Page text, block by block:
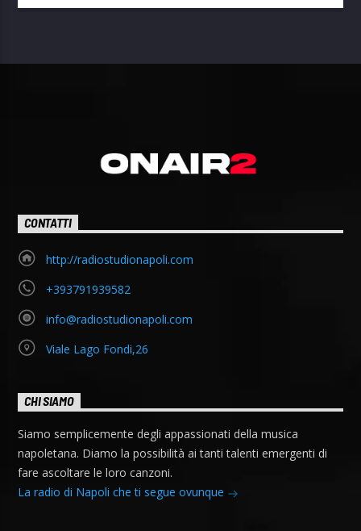
CONTATTI
http://radiostudionapoli.com
+393791939582
info@radiostudionapoli.com
Viale Lago Fondi,26
CHI SIAMO
Siamo semplicemente degli appassionati della musica
napoletana. Diamo la possibilità ai tanti talenti emergenti di
fare ascoltare le loro canzoni.
La radio di Napoli che ti segue ovunque